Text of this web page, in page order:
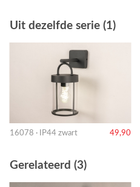
Uit dezelfde serie (1)
16078 · IP44 zwart 49,90
Gerelateerd (3)